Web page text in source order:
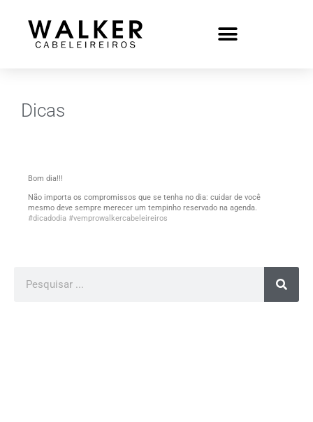
Dicas
Bom dia!!!
Não importa os compromissos que se tenha no dia: cuidar de você
mesmo deve sempre merecer um tempinho reservado na agenda.
#dicadodia #vemprowalkercabeleireiros